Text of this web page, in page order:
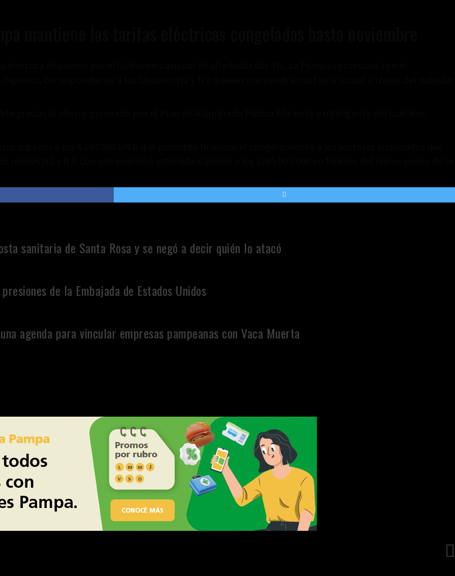
sanitaria de Santa Rosa y se negó a decir quién lo atacó
de la Embajada de Estados Unidos
agenda para vincular empresas pampeanas con Vaca Muerta